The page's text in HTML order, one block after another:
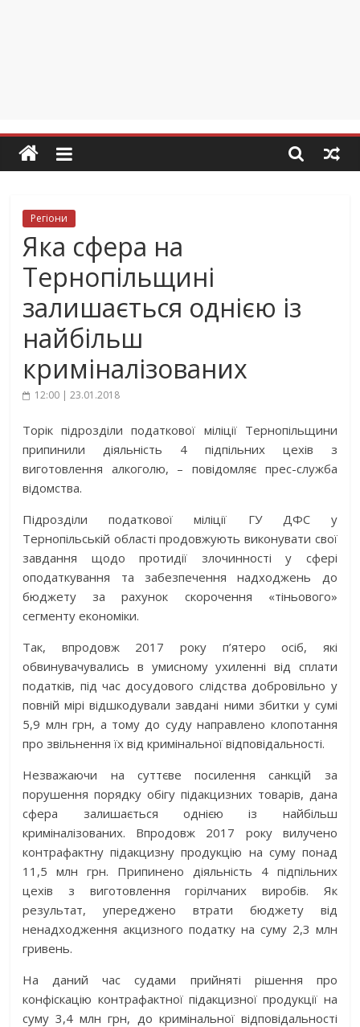
Регіони
Яка сфера на
Тернопільщині
залишається однією із
найбільш
криміналізованих
12:00 | 23.01.2018
Торік підрозділи податкової міліції Тернопільщини
припинили діяльність 4 підпільних цехів з
виготовлення алкоголю, – повідомляє прес-служба
відомства.
Підрозділи податкової міліції ГУ ДФС у
Тернопільській області продовжують виконувати свої
завдання щодо протидії злочинності у сфері
оподаткування та забезпечення надходжень до
бюджету за рахунок скорочення «тіньового»
сегменту економіки.
Так, впродовж 2017 року п’ятеро осіб, які
обвинувачувались в умисному ухиленні від сплати
податків, під час досудового слідства добровільно у
повній мірі відшкодували завдані ними збитки у сумі
5,9 млн грн, а тому до суду направлено клопотання
про звільнення їх від кримінальної відповідальності.
Незважаючи на суттєве посилення санкцій за
порушення порядку обігу підакцизних товарів, дана
сфера залишається однією із найбільш
криміналізованих. Впродовж 2017 року вилучено
контрафактну підакцизну продукцію на суму понад
11,5 млн грн. Припинено діяльність 4 підпільних
цехів з виготовлення горілчаних виробів. Як
результат, упереджено втрати бюджету від
ненадходження акцизного податку на суму 2,3 млн
гривень.
На даний час судами прийняті рішення про
конфіскацію контрафактної підакцизної продукції на
суму 3,4 млн грн, до кримінальної відповідальності